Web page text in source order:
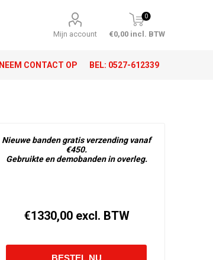
Mijn account
0
€0,00 incl. BTW
NEEM CONTACT OP BEL: 0527-612339
Nieuwe banden gratis verzending vanaf
€450.
Gebruikte en demobanden in overleg.
€1330,00 excl. BTW